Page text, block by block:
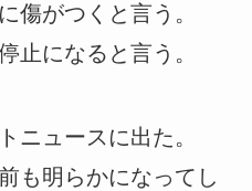
傷がつくと言う。
止になると言う。
ニュースに出た。
も明らかになってし